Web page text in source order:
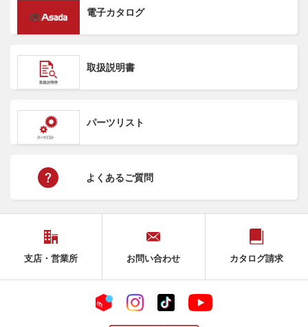
電子カタログ
取扱説明書
パーツリスト
よくあるご質問
支店・営業所 お問い合わせ カタログ請求